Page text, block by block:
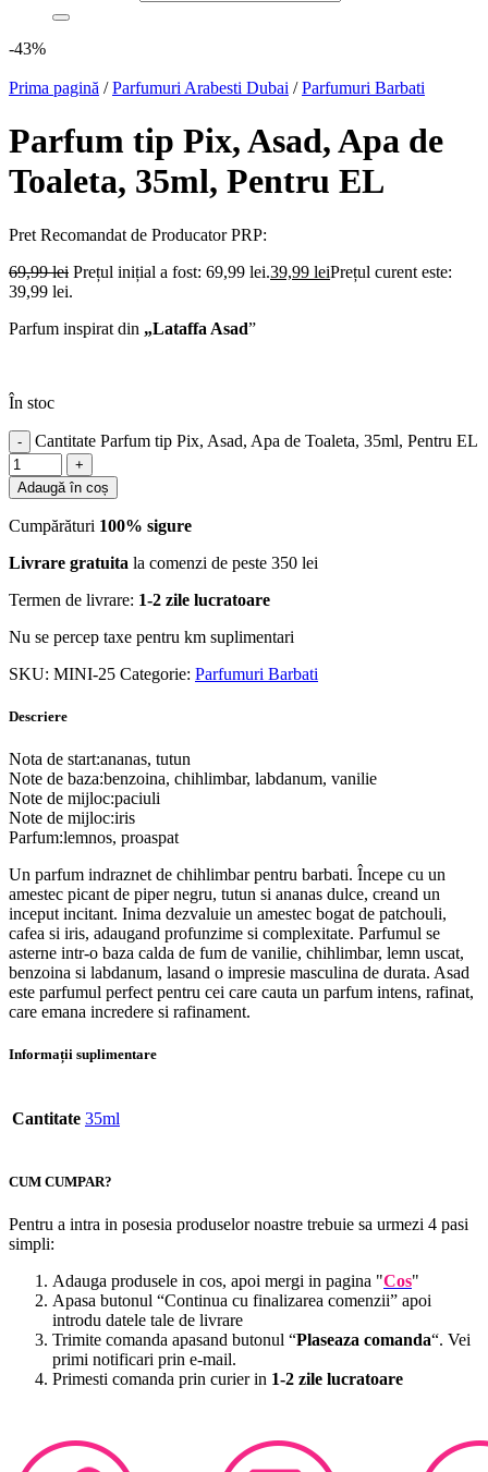
-43%
Prima pagină / Parfumuri Arabesti Dubai / Parfumuri Barbati
Parfum tip Pix, Asad, Apa de
Toaleta, 35ml, Pentru EL
Pret Recomandat de ProducatorPRP:
69,99lei Prețul inițial a fost: 69,99 lei.39,99 leiPrețul curent este:
39,99 lei.
Parfum inspirat din „Lataffa Asad”
În stoc
Cantitate Parfum tip Pix, Asad, Apa de Toaleta, 35ml, Pentru EL
Adaugă în coș
Cumpărături 100% sigure
Livrare gratuita la comenzi de peste 350 lei
Termen de livrare: 1-2 zile lucratoare
Nu se percep taxe pentru km suplimentari
SKU: MINI-25 Categorie: Parfumuri Barbati
Descriere
Nota de start:ananas, tutun
Note de baza:benzoina, chihlimbar, labdanum, vanilie
Note de mijloc:paciuli
Note de mijloc:iris
Parfum:lemnos, proaspat
Un parfum indraznet de chihlimbar pentru barbati. Începe cu un
amestec picant de piper negru, tutun si ananas dulce, creand un
inceput incitant. Inima dezvaluie un amestec bogat de patchouli,
cafea si iris, adaugand profunzime si complexitate. Parfumul se
asterne intr-o baza calda de fum de vanilie, chihlimbar, lemn uscat,
benzoina si labdanum, lasand o impresie masculina de durata. Asad
este parfumul perfect pentru cei care cauta un parfum intens, rafinat,
care emana incredere si rafinament.
Informații suplimentare
Cantitate 35ml
CUM CUMPAR?
Pentru a intra in posesia produselor noastre trebuie sa urmezi 4 pasi
simpli:
Adauga produsele in cos, apoi mergi in pagina "Cos"
Apasa butonul “Continua cu finalizarea comenzii” apoi
introdu datele tale de livrare
Trimite comanda apasand butonul “Plaseaza comanda“. Vei
primi notificari prin e-mail.
Primesti comanda prin curier in 1-2 zile lucratoare